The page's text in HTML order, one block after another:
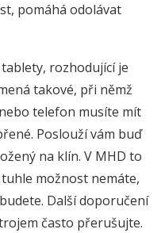
pomáhá odolávat
rozhodující je
takové, při němž
telefon musíte mít
Poslouží vám buď
na klín. V MHD to
možnost nemáte,
Další doporučení
často přerušujte.